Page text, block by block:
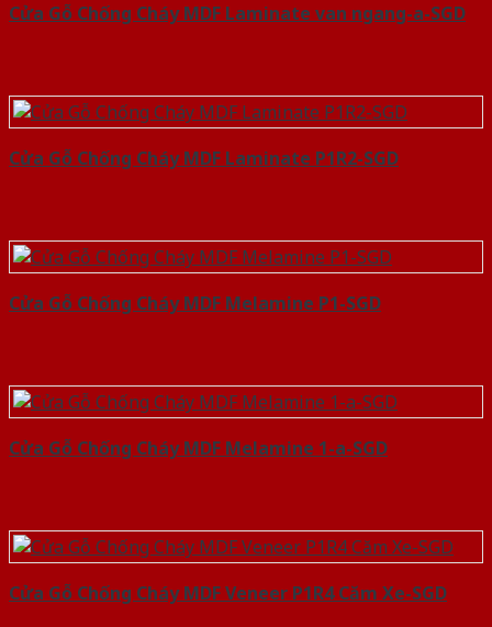
Cửa Gỗ Chống Cháy MDF Laminate van ngang-a-SGD
Cửa Gỗ Chống Cháy MDF Laminate P1R2-SGD
Cửa Gỗ Chống Cháy MDF Melamine P1-SGD
Cửa Gỗ Chống Cháy MDF Melamine 1-a-SGD
Cửa Gỗ Chống Cháy MDF Veneer P1R4 Căm Xe-SGD